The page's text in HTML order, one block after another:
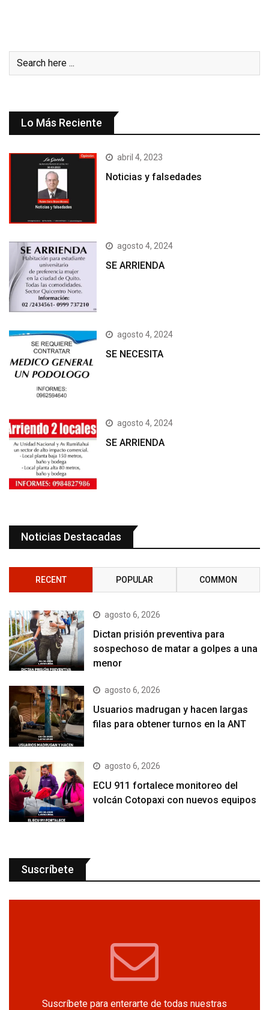
Lo Más Reciente
abril 4, 2023
Noticias y falsedades
agosto 4, 2024
SE ARRIENDA
agosto 4, 2024
SE NECESITA
agosto 4, 2024
SE ARRIENDA
Noticias Destacadas
RECENT POPULAR COMMON
agosto 6, 2026
Dictan prisión preventiva para
sospechoso de matar a golpes a una
menor
agosto 6, 2026
Usuarios madrugan y hacen largas
filas para obtener turnos en la ANT
agosto 6, 2026
ECU 911 fortalece monitoreo del
volcán Cotopaxi con nuevos equipos
Suscríbete
Suscríbete para enterarte de todas nuestras